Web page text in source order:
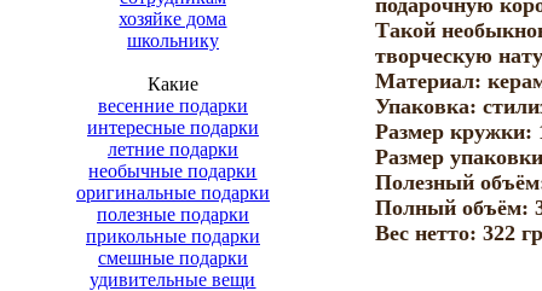
хозяйке дома
школьнику
Какие
весенние подарки
интересные подарки
летние подарки
необычные подарки
оригинальные подарки
полезные подарки
прикольные подарки
смешные подарки
удивительные вещи
подарочную
Такой
творческую
Материал:
Упаковка:
Размер кружки:
Размер
Полезный
Полный объём:
Вес нетто: 322